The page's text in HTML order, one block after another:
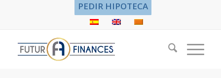
PEDIR HIPOTECA